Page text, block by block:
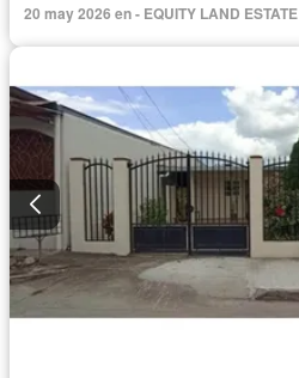
20 may 2026 en - EQUITY LAND ESTATE